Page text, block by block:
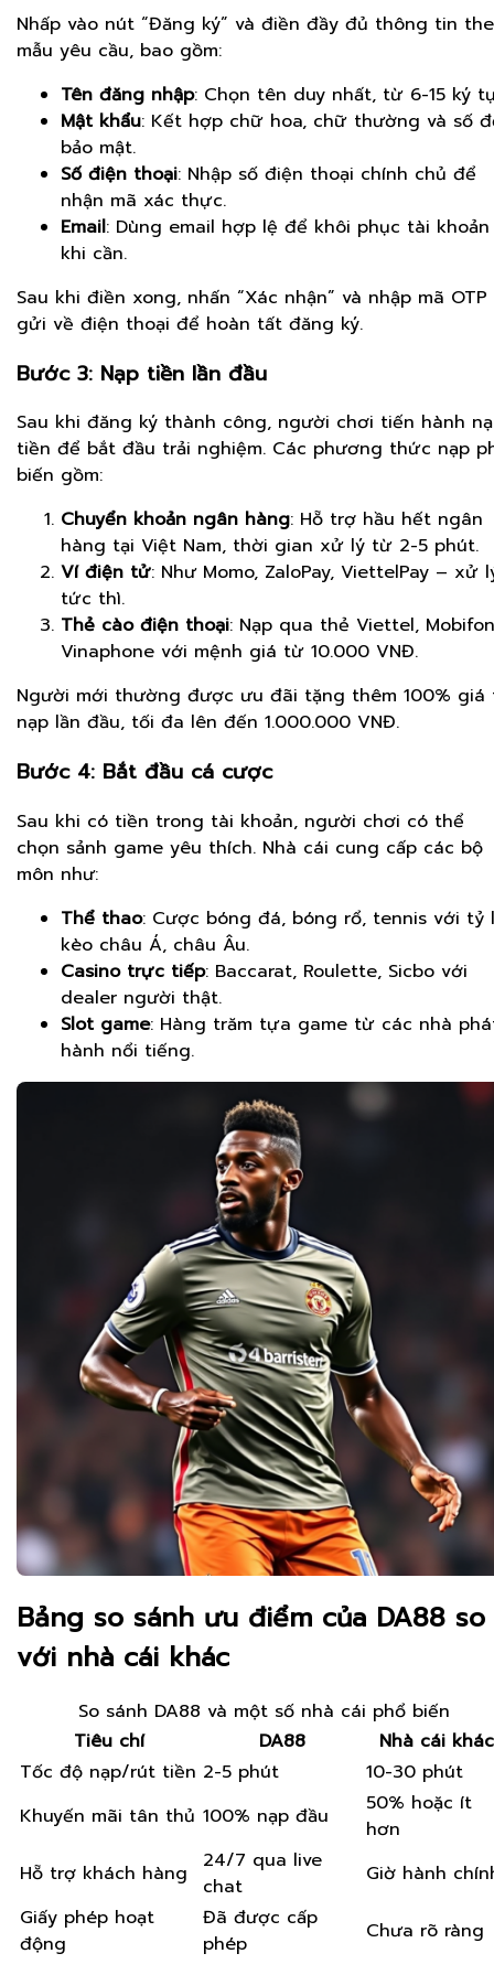
Nhấp vào nút “Đăng ký” và điền đầy đủ thông tin
mẫu yêu cầu, bao gồm:
Tên đăng nhập: Chọn tên duy nhất, từ 6-15 ký
Mật khẩu: Kết hợp chữ hoa, chữ thường và số
bảo mật.
Số điện thoại: Nhập số điện thoại chính chủ để
nhận mã xác thực.
Email: Dùng email hợp lệ để khôi phục tài khoản
khi cần.
Sau khi điền xong, nhấn “Xác nhận” và nhập mã OTP
gửi về điện thoại để hoàn tất đăng ký.
Bước 3: Nạp tiền lần đầu
Sau khi đăng ký thành công, người chơi tiến hành
tiền để bắt đầu trải nghiệm. Các phương thức nạp
biến gồm:
Chuyển khoản ngân hàng: Hỗ trợ hầu hết ngân
hàng tại Việt Nam, thời gian xử lý từ 2-5 phút.
Ví điện tử: Như Momo, ZaloPay, ViettelPay – xử
tức thì.
Thẻ cào điện thoại: Nạp qua thẻ Viettel,
Vinaphone với mệnh giá từ 10.000 VNĐ.
Người mới thường được ưu đãi tặng thêm 100% giá
nạp lần đầu, tối đa lên đến 1.000.000 VNĐ.
Bước 4: Bắt đầu cá cược
Sau khi có tiền trong tài khoản, người chơi có thể
chọn sảnh game yêu thích. Nhà cái cung cấp các bộ
môn như:
Thể thao: Cược bóng đá, bóng rổ, tennis với tỷ
kèo châu Á, châu Âu.
Casino trực tiếp: Baccarat, Roulette, Sicbo với
dealer người thật.
Slot game: Hàng trăm tựa game từ các nhà
hành nổi tiếng.
Bảng so sánh ưu điểm của DA88 so
với nhà cái khác
So sánh DA88 và một số nhà cái phổ biến
Tiêu chí
DA88
Nhà cái khác
Tốc độ nạp/rút tiền 2-5 phút
10-30 phút
Khuyến mãi tân thủ 100% nạp đầu
50% hoặc ít
hơn
Hỗ trợ khách hàng
24/7 qua live
chat
Giờ hành
Giấy phép hoạt
động
Đã được cấp
phép
Chưa rõ ràng